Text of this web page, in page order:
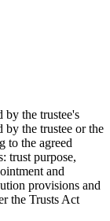
by the trustee's
by the trustee or the
to the agreed
trust purpose,
and
provisions and
the Trusts Act